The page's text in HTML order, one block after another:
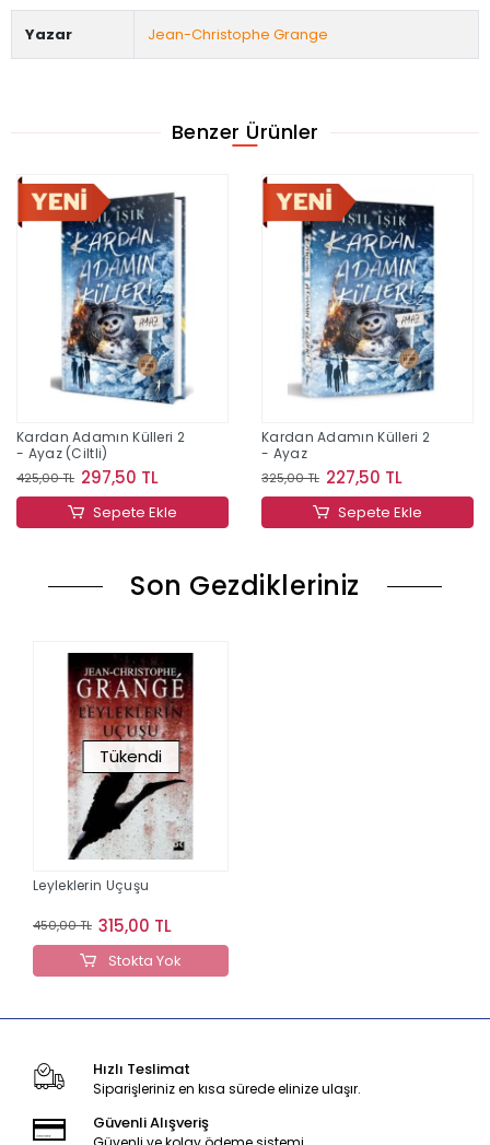
Yazar Jean-Christophe Grange
Benzer Ürünler
Kardan Adamın Külleri 2
- Ayaz (Ciltli)
425,00 TL 297,50 TL
Sepete Ekle
Kardan Adamın Külleri 2
- Ayaz
325,00 TL 227,50 TL
Sepete Ekle
Son Gezdikleriniz
Tükendi
Leyleklerin Uçuşu
450,00 TL 315,00 TL
Stokta Yok
Hızlı Teslimat
Siparişleriniz en kısa sürede elinize ulaşır.
Güvenli Alışveriş